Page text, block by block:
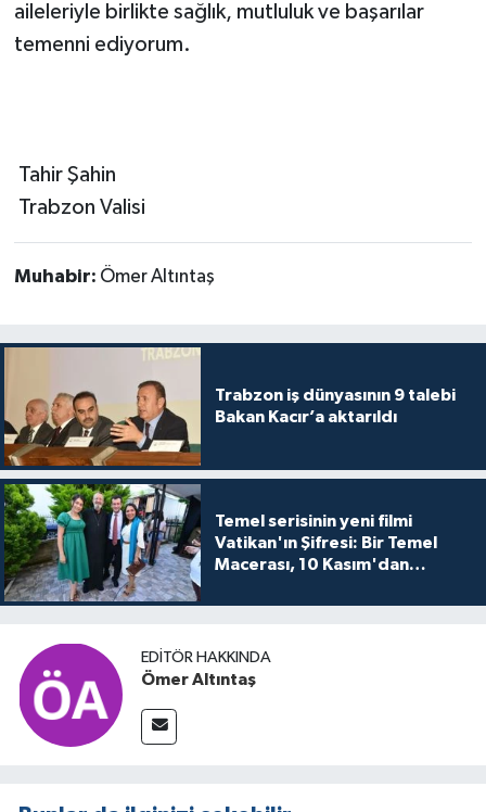
aileleriyle birlikte sağlık, mutluluk ve başarılar
temenni ediyorum.
​​​ Tahir Şahin
​​​​​​​​ Trabzon Valisi
Muhabir: Ömer Altıntaş
Trabzon iş dünyasının 9 talebi
Bakan Kacır’a aktarıldı
Temel serisinin yeni filmi
Vatikan'ın Şifresi: Bir Temel
Macerası, 10 Kasım'dan
buluşuyo
EDITÖR HAKKINDA
Ömer Altıntaş